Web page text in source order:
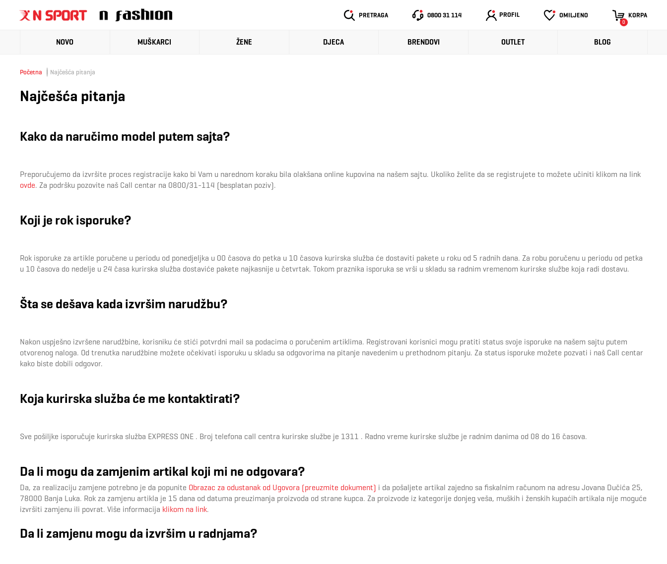
PRETRAGA 0800 31 114 PROFIL OMILJENO KORPA
0
NOVO MUŠKARCI ŽENE DJECA BRENDOVI OUTLET BLOG
Početna Najčešća pitanja
Najčešća pitanja
Kako da naručimo model putem sajta?
Preporučujemo da izvršite proces registracije kako bi Vam u narednom koraku bila olakšana online kupovina na našem sajtu. Ukoliko želite da se registrujete to možete učiniti klikom na link
ovde. Za podršku pozovite naš Call centar na 0800/31-114 (besplatan poziv).
Koji je rok isporuke?
Rok isporuke za artikle poručene u periodu od ponedjeljka u 00 časova do petka u 10 časova kurirska služba će dostaviti pakete u roku od 5 radnih dana. Za robu poručenu u periodu od petka
u 10 časova do nedelje u 24 časa kurirska služba dostaviće pakete najkasnije u četvrtak. Tokom praznika isporuka se vrši u skladu sa radnim vremenom kurirske službe koja radi dostavu.
Šta se dešava kada izvršim narudžbu?
Nakon uspješno izvršene narudžbine, korisniku će stići potvrdni mail sa podacima o poručenim artiklima. Registrovani korisnici mogu pratiti status svoje isporuke na našem sajtu putem
otvorenog naloga. Od trenutka narudžbine možete očekivati isporuku u skladu sa odgovorima na pitanje navedenim u prethodnom pitanju. Za status isporuke možete pozvati i naš Call centar
kako biste dobili odgovor.
Koja kurirska služba će me kontaktirati?
Sve pošiljke isporučuje kurirska služba EXPRESS ONE . Broj telefona call centra kurirske službe je 1311 . Radno vreme kurirske službe je radnim danima od 08 do 16 časova.
Da li mogu da zamjenim artikal koji mi ne odgovara?
Da, za realizaciju zamjene potrebno je da popunite Obrazac za odustanak od Ugovora (preuzmite dokument) i da pošaljete artikal zajedno sa fiskalnim računom na adresu Jovana Dučića 25,
78000 Banja Luka. Rok za zamjenu artikla je 15 dana od datuma preuzimanja proizvoda od strane kupca. Za proizvode iz kategorije donjeg veša, muških i ženskih kupaćih artikala nije moguće
izvršiti zamjenu ili povrat. Više informacija klikom na link.
Da li zamjenu mogu da izvršim u radnjama?